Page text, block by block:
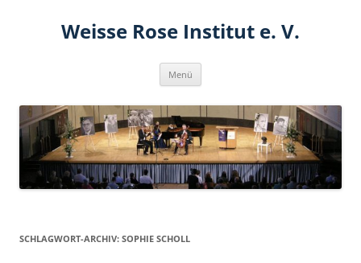
springenWeisse Rose Institut e. V.
Menü
SCHLAGWORT-ARCHIV: SOPHIE SCHOLL